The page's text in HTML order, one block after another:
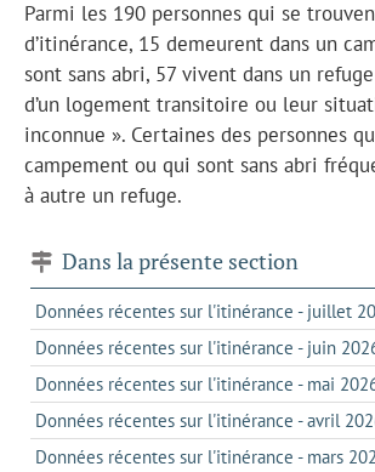
Parmi les 190 personnes qui se
d’itinérance, 15 demeurent dans un
sont sans abri, 57 vivent dans un
d’un logement transitoire ou leur
inconnue ». Certaines des personnes
campement ou qui sont sans abri
à autre un refuge.
Dans la présente section
Données récentes sur l'itinérance - juillet
Données récentes sur l'itinérance - juin
Données récentes sur l'itinérance - mai
Données récentes sur l'itinérance - avril
Données récentes sur l'itinérance - mars